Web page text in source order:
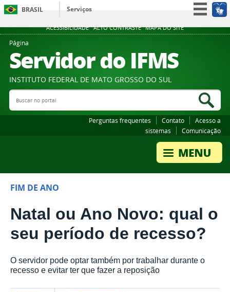
ACESSIBILIDADE ALTO CONTRASTE MAPA DO SITE
BRASIL
Serviços
Participe
Legislação
Canais
Página
Servidor do IFMS
INSTITUTO FEDERAL DE MATO GROSSO DO SUL
Buscar no portal
Perguntas frequentes Contato
Acesso a
sistemas
Comunicação
FIM DE ANO
Natal ou Ano Novo: qual o
seu período de recesso?
O servidor pode optar também por trabalhar durante o
recesso e evitar ter que fazer a reposição